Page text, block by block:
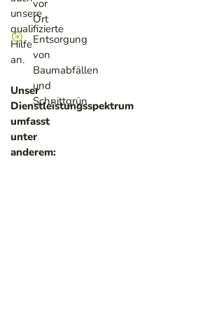
unsere
qualifizierte
Hilfe
an.
Unser
Dienstleistungsspektrum
umfasst
unter
anderem:
vor
Ort
Entsorgung
von
Baumabfällen
und
Schnittgrün